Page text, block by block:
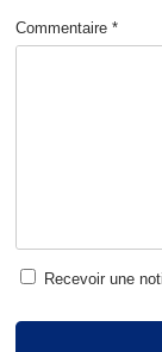
Commentaire *
Recevoir une